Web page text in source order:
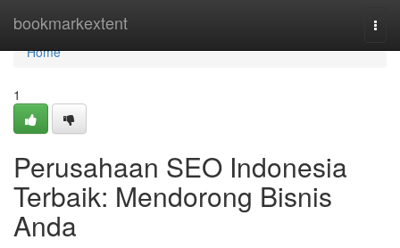
bookmarkextent
Home
Home
1
Perusahaan SEO Indonesia
Terbaik: Mendorong Bisnis
Anda